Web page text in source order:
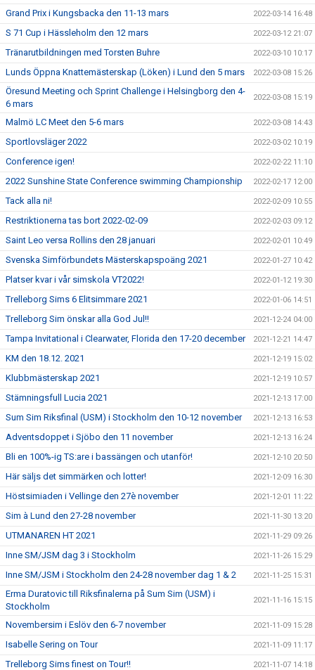
Grand Prix i Kungsbacka den 11-13 mars 2022-03-14 16:48
S 71 Cup i Hässleholm den 12 mars 2022-03-12 21:07
Tränarutbildningen med Torsten Buhre 2022-03-10 10:17
Lunds Öppna Knattemästerskap (Löken) i Lund den 5 mars 2022-03-08 15:26
Öresund Meeting och Sprint Challenge i Helsingborg den 4-
6 mars
2022-03-08 15:19
Malmö LC Meet den 5-6 mars 2022-03-08 14:43
Sportlovsläger 2022 2022-03-02 10:19
Conference igen! 2022-02-22 11:10
2022 Sunshine State Conference swimming Championship 2022-02-17 12:00
Tack alla ni! 2022-02-09 10:55
Restriktionerna tas bort 2022-02-09 2022-02-03 09:12
Saint Leo versa Rollins den 28 januari 2022-02-01 10:49
Svenska Simförbundets Mästerskapspoäng 2021 2022-01-27 10:42
Platser kvar i vår simskola VT2022! 2022-01-12 19:30
Trelleborg Sims 6 Elitsimmare 2021 2022-01-06 14:51
Trelleborg Sim önskar alla God Jul!! 2021-12-24 04:00
Tampa Invitational i Clearwater, Florida den 17-20 december 2021-12-21 14:47
KM den 18.12. 2021 2021-12-19 15:02
Klubbmästerskap 2021 2021-12-19 10:57
Stämningsfull Lucia 2021 2021-12-13 17:00
Sum Sim Riksfinal (USM) i Stockholm den 10-12 november 2021-12-13 16:53
Adventsdoppet i Sjöbo den 11 november 2021-12-13 16:24
Bli en 100%-ig TS:are i bassängen och utanför! 2021-12-10 20:50
Här säljs det simmärken och lotter! 2021-12-09 16:30
Höstsimiaden i Vellinge den 27è november 2021-12-01 11:22
Sim à Lund den 27-28 november 2021-11-30 13:20
UTMANAREN HT 2021 2021-11-29 09:26
Inne SM/JSM dag 3 i Stockholm 2021-11-26 15:29
Inne SM/JSM i Stockholm den 24-28 november dag 1 & 2 2021-11-25 15:31
Erma Duratovic till Riksfinalerna på Sum Sim (USM) i
Stockholm
2021-11-16 15:15
Novembersim i Eslöv den 6-7 november 2021-11-09 15:28
Isabelle Sering on Tour 2021-11-09 11:17
Trelleborg Sims finest on Tour!! 2021-11-07 14:18